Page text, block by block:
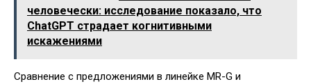
человечески: исследование показало, что
ChatGPT страдает когнитивными
искажениями
Сравнение с предложениями в линейке MR-G и